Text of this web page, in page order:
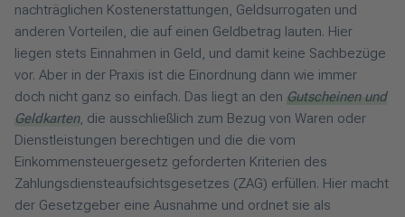
nachträglichen Kostenerstattungen, Geldsurrogaten und
anderen Vorteilen, die auf einen Geldbetrag lauten. Hier
liegen stets Einnahmen in Geld, und damit keine Sachbezüge
vor. Aber in der Praxis ist die Einordnung dann wie immer
doch nicht ganz so einfach. Das liegt an den Gutscheinen und
Geldkarten, die ausschließlich zum Bezug von Waren oder
Dienstleistungen berechtigen und die die vom
Einkommensteuergesetz geforderten Kriterien des
Zahlungsdiensteaufsichtsgesetzes (ZAG) erfüllen. Hier macht
der Gesetzgeber eine Ausnahme und ordnet sie als